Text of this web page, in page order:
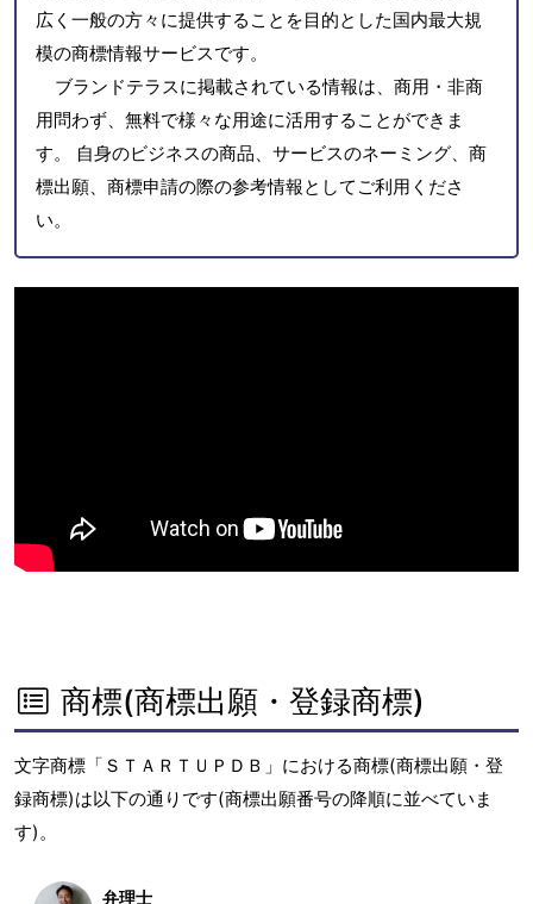
広く一般の方々に提供することを目的とした国内最大規
模の商標情報サービスです。
ブランドテラスに掲載されている情報は、商用・非商
用問わず、無料で様々な用途に活用することができま
す。 自身のビジネスの商品、サービスのネーミング、商
標出願、商標申請の際の参考情報としてご利用くださ
い。
商標(商標出願・登録商標)
文字商標「ＳＴＡＲＴＵＰＤＢ」における商標(商標出願・登
録商標)は以下の通りです(商標出願番号の降順に並べていま
す)。
弁理士